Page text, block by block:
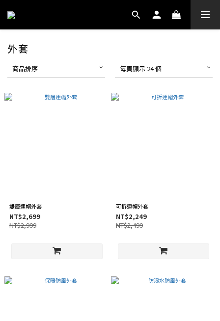
外套
商品排序 每頁顯示 24 個
雙層連帽外套
NT$2,699
NT$2,999
可拆連帽外套
NT$2,249
NT$2,499